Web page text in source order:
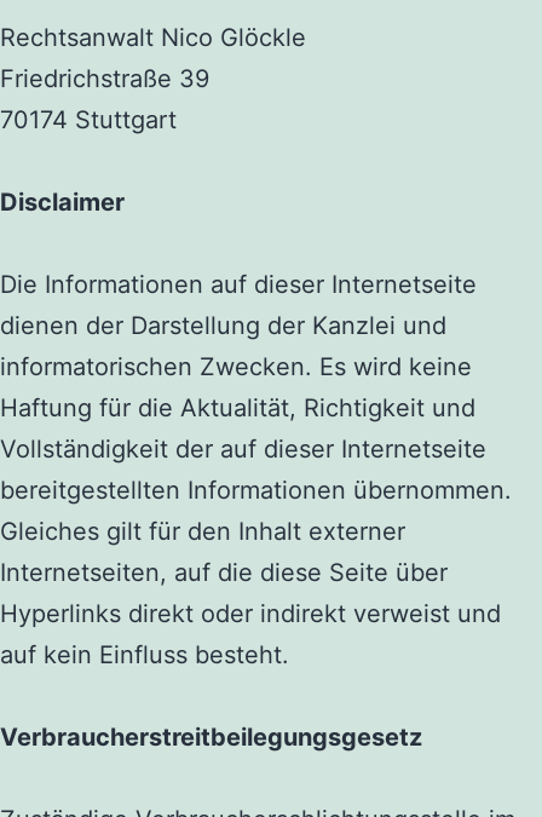
Rechtsanwalt Nico Glöckle
Friedrichstraße 39
70174 Stuttgart
Disclaimer
Die Informationen auf dieser Internetseite
dienen der Darstellung der Kanzlei und
informatorischen Zwecken. Es wird keine
Haftung für die Aktualität, Richtigkeit und
Vollständigkeit der auf dieser Internetseite
bereitgestellten Informationen übernommen.
Gleiches gilt für den Inhalt externer
Internetseiten, auf die diese Seite über
Hyperlinks direkt oder indirekt verweist und
auf kein Einfluss besteht.
Verbraucherstreitbeilegungsgesetz